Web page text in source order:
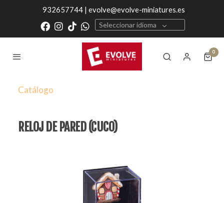
932657744 | evolve@evolve-miniatures.es
Seleccionar idioma
0
Catálogo
RELOJ DE PARED (CUCO)